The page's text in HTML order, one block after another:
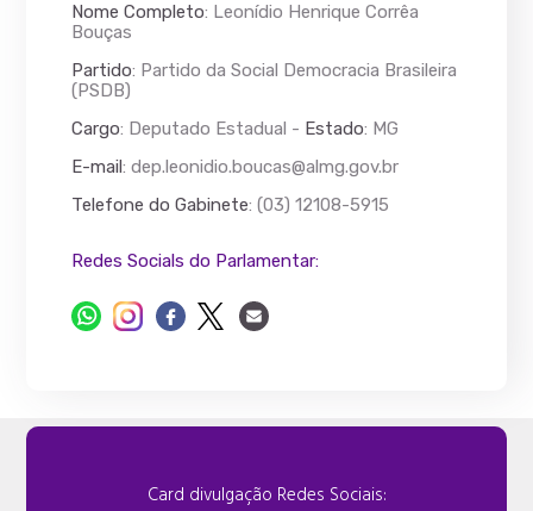
Nome Completo: Leonídio Henrique Corrêa
Bouças
Partido: Partido da Social Democracia Brasileira
(PSDB)
Cargo: Deputado Estadual - Estado: MG
E-mail:dep.leonidio.boucas@almg.gov.br
Telefone do Gabinete: (03) 12108-5915
Redes Socials do Parlamentar:
Card divulgação Redes Sociais: